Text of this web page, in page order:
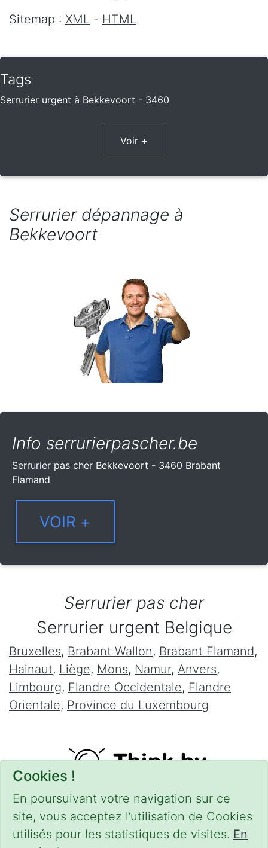
Cookies !
En poursuivant votre navigation sur ce
site, vous acceptez l’utilisation de Cookies
utilisés pour les statistiques de visites. En
Sitemap : XML - HTML
Tags
Serrurier urgent à Bekkevoort - 3460
Voir +
Serrurier dépannage à
Bekkevoort
Info serrurierpascher.be
Serrurier pas cher Bekkevoort - 3460 Brabant
Flamand
Serrurier pas cher
Serrurier urgent Belgique
Bruxelles, Brabant Wallon, Brabant Flamand,
Hainaut, Liège, Mons, Namur, Anvers,
Limbourg, Flandre Occidentale, Flandre
Orientale, Province du Luxembourg